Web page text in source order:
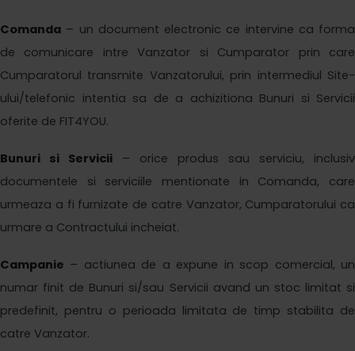
Comanda – un document electronic ce intervine ca forma
de comunicare intre Vanzator si Cumparator prin care
Cumparatorul transmite Vanzatorului, prin intermediul Site-
ului/telefonic intentia sa de a achizitiona Bunuri si Servicii
oferite de FIT4YOU.
Bunuri si Servicii – orice produs sau serviciu, inclusiv
documentele si serviciile mentionate in Comanda, care
urmeaza a fi furnizate de catre Vanzator, Cumparatorului ca
urmare a Contractului incheiat.
Campanie – actiunea de a expune in scop comercial, un
numar finit de Bunuri si/sau Servicii avand un stoc limitat si
predefinit, pentru o perioada limitata de timp stabilita de
catre Vanzator.